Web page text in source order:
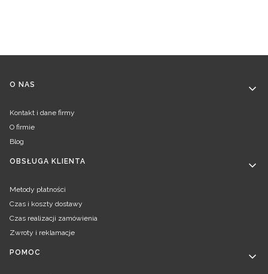
Linki w stopce
O NAS
Kontakt i dane firmy
O firmie
Blog
OBSŁUGA KLIENTA
Metody płatności
Czas i koszty dostawy
Czas realizacji zamówienia
Zwroty i reklamacje
POMOC